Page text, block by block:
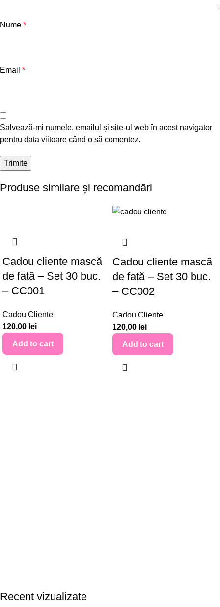
Nume *
Email *
Salvează-mi numele, emailul și site-ul web în acest navigator
pentru data viitoare când o să comentez.
Produse similare și recomandări
Cadou cliente mască
de față – Set 30 buc.
– CC001
Cadou Cliente
120,00 lei
Add to cart
Cadou cliente mască
de față – Set 30 buc.
– CC002
Cadou Cliente
120,00 lei
Add to cart
Recent vizualizate